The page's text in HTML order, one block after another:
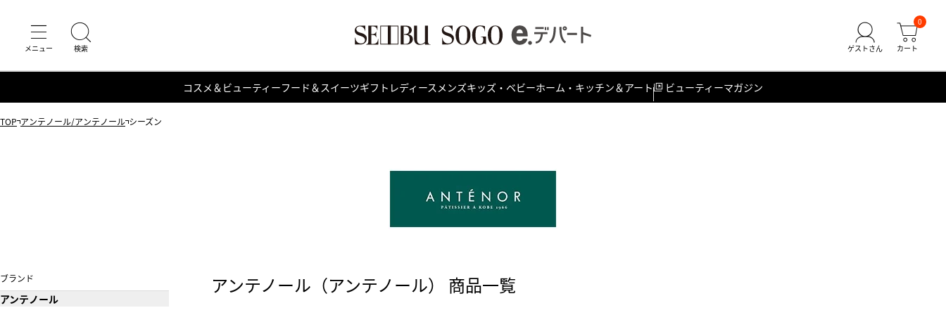
0
コスメ＆ビューティーフード＆スイーツギフト レディース メンズキッズ・ベビーホーム・キッチン＆アート ビューティーマガジン
TOP アンテノール/アンテノール シーズン
アンテノール（アンテノール） 商品一覧
ブランド
アンテノール